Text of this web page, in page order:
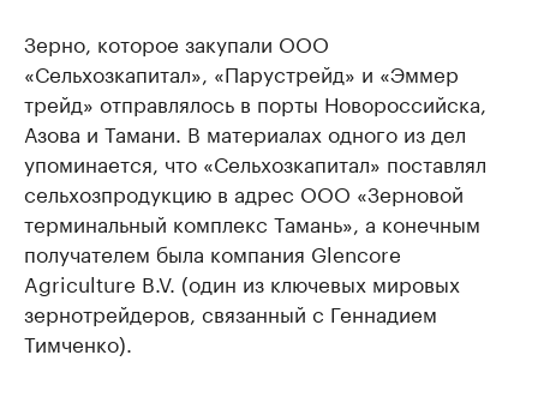
Зерно, которое закупали ООО
«Сельхозкапитал», «Парустрейд» и «Эммер
трейд» отправлялось в порты Новороссийска,
Азова и Тамани. В материалах одного из дел
упоминается, что «Сельхозкапитал» поставлял
сельхозпродукцию в адрес ООО «Зерновой
терминальный комплекс Тамань», а конечным
получателем была компания Glencore
Agriculture B.V. (один из ключевых мировых
зернотрейдеров, связанный с Геннадием
Тимченко).